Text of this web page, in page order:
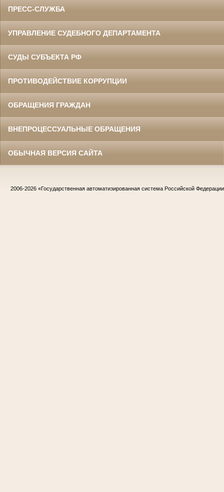
ПРЕСС-СЛУЖБА
УПРАВЛЕНИЕ СУДЕБНОГО ДЕПАРТАМЕНТА
СУДЫ СУБЪЕКТА РФ
ПРОТИВОДЕЙСТВИЕ КОРРУПЦИИ
ОБРАЩЕНИЯ ГРАЖДАН
ВНЕПРОЦЕССУАЛЬНЫЕ ОБРАЩЕНИЯ
ОБЫЧНАЯ ВЕРСИЯ САЙТА
2006-2026 «Государственная автоматизированная система Российской